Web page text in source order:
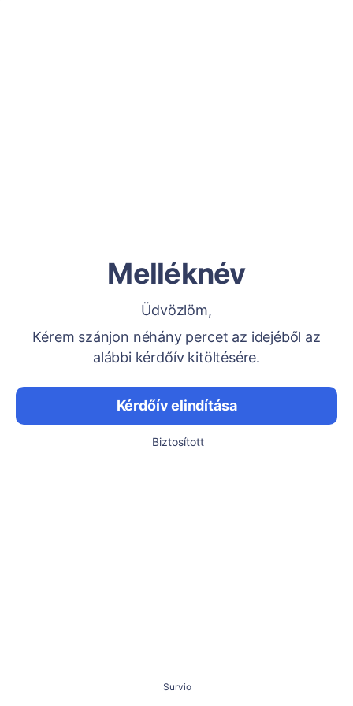
Melléknév
Üdvözlöm,
Kérem szánjon néhány percet az idejéből az
alábbi kérdőív kitöltésére.
Kérdőív elindítása
Biztosított
Survio